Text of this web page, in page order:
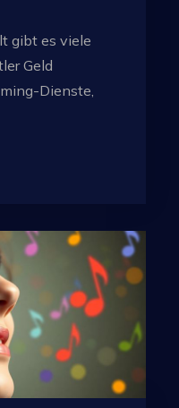
gibt es viele
Geld
Dienste,